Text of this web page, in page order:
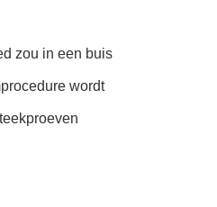
zou in een buis
wordt